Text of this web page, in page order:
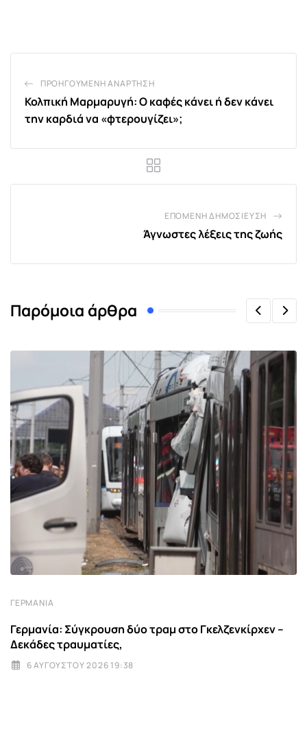
ΠΡΟΗΓΟΎΜΕΝΗ ΑΝΆΡΤΗΣΗ
Κολπική Μαρμαρυγή: O καφές κάνει ή δεν κάνει
την καρδιά να «φτερουγίζει»;
ΕΠΌΜΕΝΗ ΔΗΜΟΣΊΕΥΣΗ
Άγνωστες λέξεις της ζωής
Παρόμοια άρθρα
ΓΕΡΜΑΝΊΑ
Γερμανία: Σύγκρουση δύο τραμ στο Γκελζενκίρχεν –
Δεκάδες τραυματίες,
6 ΑΥΓΟΎΣΤΟΥ 2026 19:38